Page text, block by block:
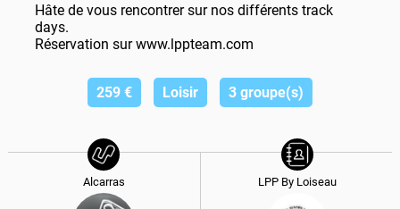
Hâte de vous rencontrer sur nos différents track
days.
Réservation sur www.lppteam.com
259 € Loisir 3 groupe(s)
Alcarras LPP By Loiseau